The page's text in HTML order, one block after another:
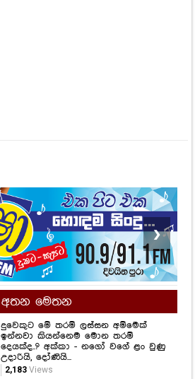
❯
අතන මෙතන
දුවෙකුට මේ තරම් ලස්සන අම්මෙක්
ඉන්නවා කියන්නෙම මොන තරම්
දෙයක්ද..? අක්කා - නගෝ වගේ ළං වුණු
උදාරියි, දෝණියි...
2,183Views